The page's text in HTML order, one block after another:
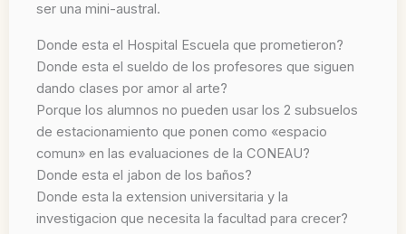
ser una mini-austral.
Donde esta el Hospital Escuela que prometieron?
Donde esta el sueldo de los profesores que siguen
dando clases por amor al arte?
Porque los alumnos no pueden usar los 2 subsuelos
de estacionamiento que ponen como «espacio
comun» en las evaluaciones de la CONEAU?
Donde esta el jabon de los baños?
Donde esta la extension universitaria y la
investigacion que necesita la facultad para crecer?